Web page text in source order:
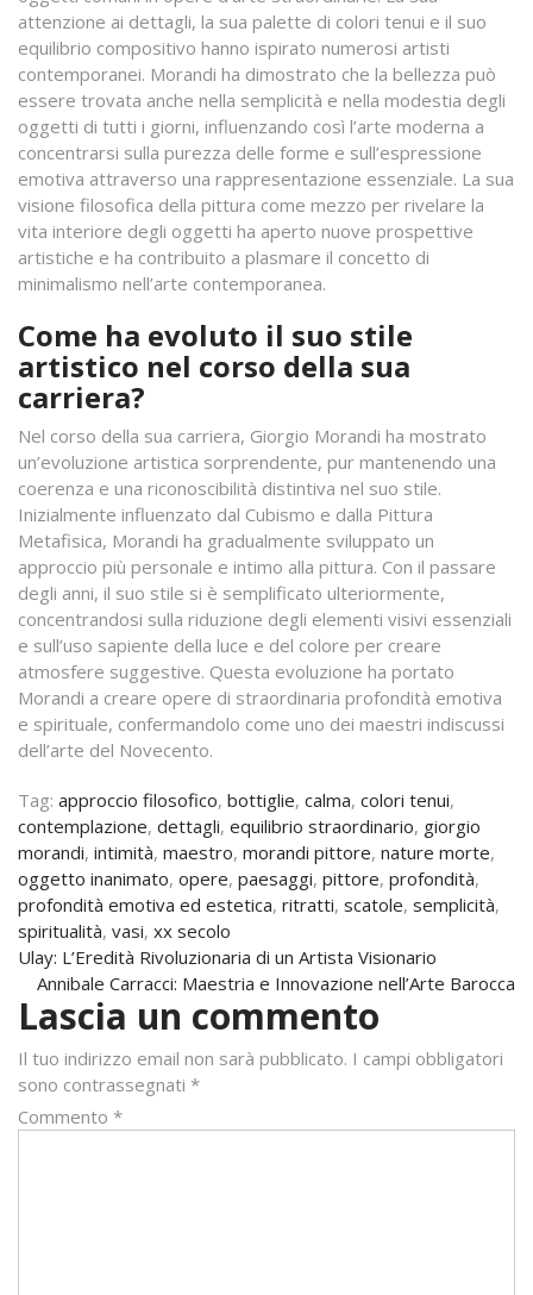
attenzione ai dettagli, la sua palette di colori tenui e il suo
equilibrio compositivo hanno ispirato numerosi artisti
contemporanei. Morandi ha dimostrato che la bellezza può
essere trovata anche nella semplicità e nella modestia degli
oggetti di tutti i giorni, influenzando così l’arte moderna a
concentrarsi sulla purezza delle forme e sull’espressione
emotiva attraverso una rappresentazione essenziale. La sua
visione filosofica della pittura come mezzo per rivelare la
vita interiore degli oggetti ha aperto nuove prospettive
artistiche e ha contribuito a plasmare il concetto di
minimalismo nell’arte contemporanea.
Come ha evoluto il suo stile
artistico nel corso della sua
carriera?
Nel corso della sua carriera, Giorgio Morandi ha mostrato
un’evoluzione artistica sorprendente, pur mantenendo una
coerenza e una riconoscibilità distintiva nel suo stile.
Inizialmente influenzato dal Cubismo e dalla Pittura
Metafisica, Morandi ha gradualmente sviluppato un
approccio più personale e intimo alla pittura. Con il passare
degli anni, il suo stile si è semplificato ulteriormente,
concentrandosi sulla riduzione degli elementi visivi essenziali
e sull’uso sapiente della luce e del colore per creare
atmosfere suggestive. Questa evoluzione ha portato
Morandi a creare opere di straordinaria profondità emotiva
e spirituale, confermandolo come uno dei maestri indiscussi
dell’arte del Novecento.
Tag: approccio filosofico, bottiglie, calma, colori tenui,
contemplazione, dettagli, equilibrio straordinario, giorgio
morandi, intimità, maestro, morandi pittore, nature morte,
oggetto inanimato, opere, paesaggi, pittore, profondità,
profondità emotiva ed estetica, ritratti, scatole, semplicità,
spiritualità, vasi, xx secolo
Navigazione
articoli
Ulay: L’Eredità Rivoluzionaria di un Artista Visionario
Annibale Carracci: Maestria e Innovazione nell’Arte Barocca
Lascia un commento
Il tuo indirizzo email non sarà pubblicato. I campi obbligatori
sono contrassegnati *
Commento *